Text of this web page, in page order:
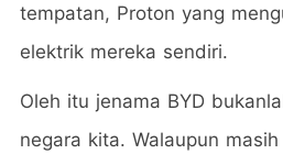
tempatan, Proton yang
elektrik mereka sendiri.
Oleh itu jenama BYD
negara kita. Walaupun